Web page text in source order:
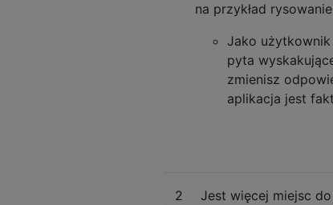
na przykład
Jako
pyta
zmienisz
aplikacja jest
2
Jest więcej miejsc